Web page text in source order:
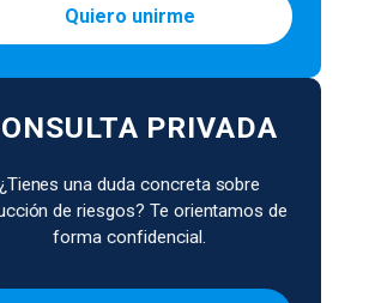
Quiero unirme
PRIVADA
¿Tienes una duda concreta sobre
de riesgos? Te orientamos de
forma confidencial.